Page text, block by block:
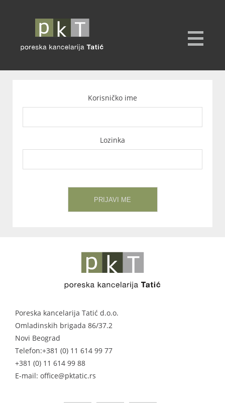
Korisničko ime
Lozinka
Poreska kancelarija Tatić d.o.o.
Omladinskih brigada 86/37.2
Novi Beograd
Telefon:+381 (0) 11 614 99 77
+381 (0) 11 614 99 88
E-mail: office@pktatic.rs